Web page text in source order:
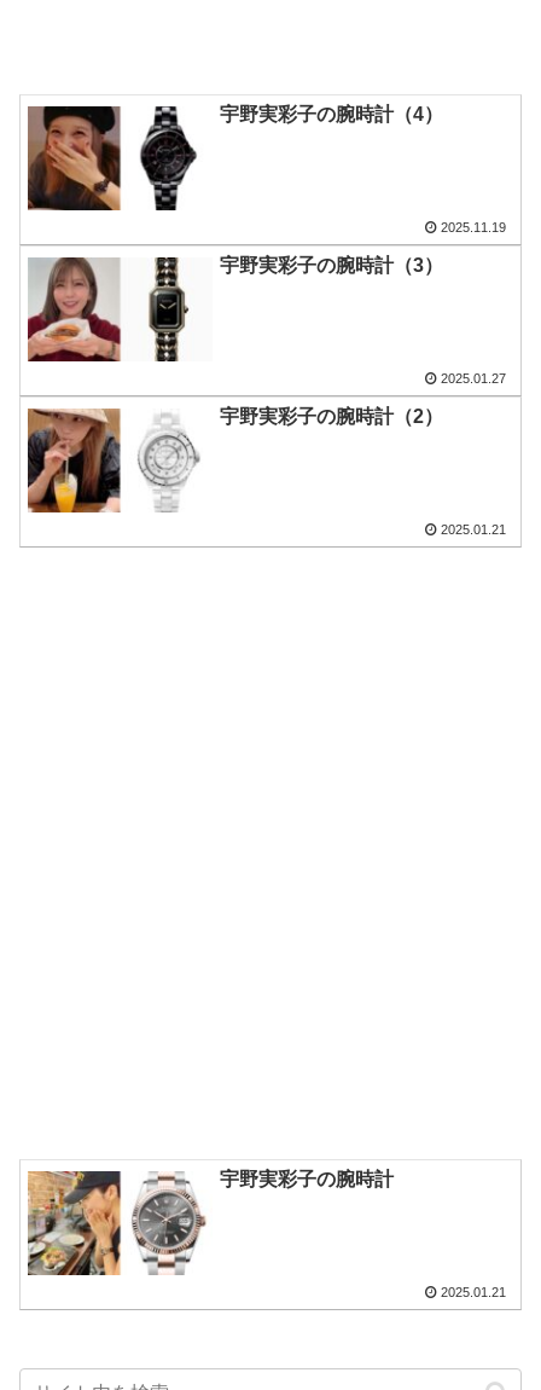
宇野実彩子の腕時計（4）
2025.11.19
宇野実彩子の腕時計（3）
2025.01.27
宇野実彩子の腕時計（2）
2025.01.21
宇野実彩子の腕時計
2025.01.21